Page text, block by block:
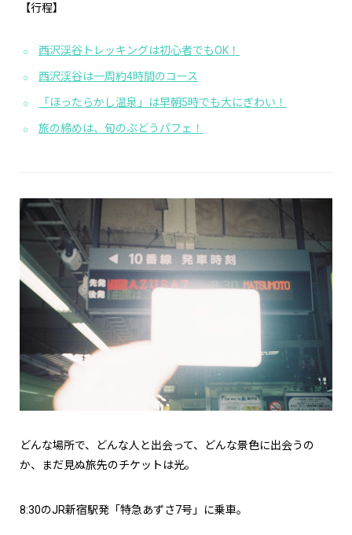
【行程】
西沢渓谷トレッキングは初心者でもOK！
西沢渓谷は一周約4時間のコース
「ほったらかし温泉」は早朝5時でも大にぎわい！
旅の締めは、旬のぶどうパフェ！
どんな場所で、どんな人と出会って、どんな景色に出会うの
か、まだ見ぬ旅先のチケットは光。
8:30のJR新宿駅発「特急あずさ7号」に乗車。